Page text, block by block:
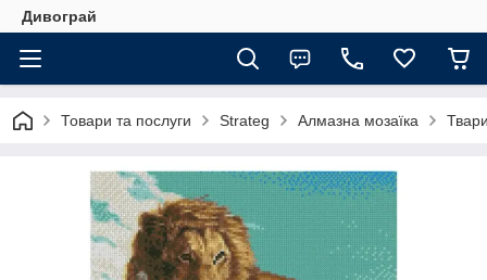
Дивограй
Товари та послуги Strateg Алмазна мозаїка